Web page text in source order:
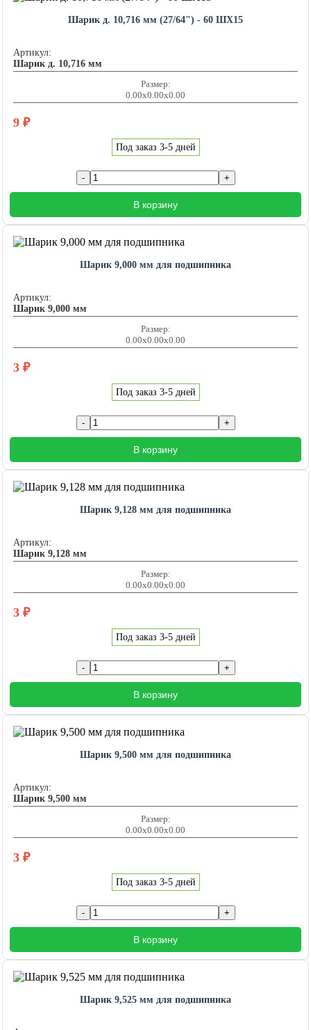
Шарик д. 10,716 мм (27/64") - 60 ШХ15
Артикул:
Шарик д. 10,716 мм
Размер:
0.00x0.00x0.00
9 ₽
Под заказ 3-5 дней
В корзину
Шарик 9,000 мм для подшипника
Артикул:
Шарик 9,000 мм
Размер:
0.00x0.00x0.00
3 ₽
Под заказ 3-5 дней
В корзину
Шарик 9,128 мм для подшипника
Артикул:
Шарик 9,128 мм
Размер:
0.00x0.00x0.00
3 ₽
Под заказ 3-5 дней
В корзину
Шарик 9,500 мм для подшипника
Артикул:
Шарик 9,500 мм
Размер:
0.00x0.00x0.00
3 ₽
Под заказ 3-5 дней
В корзину
Шарик 9,525 мм для подшипника